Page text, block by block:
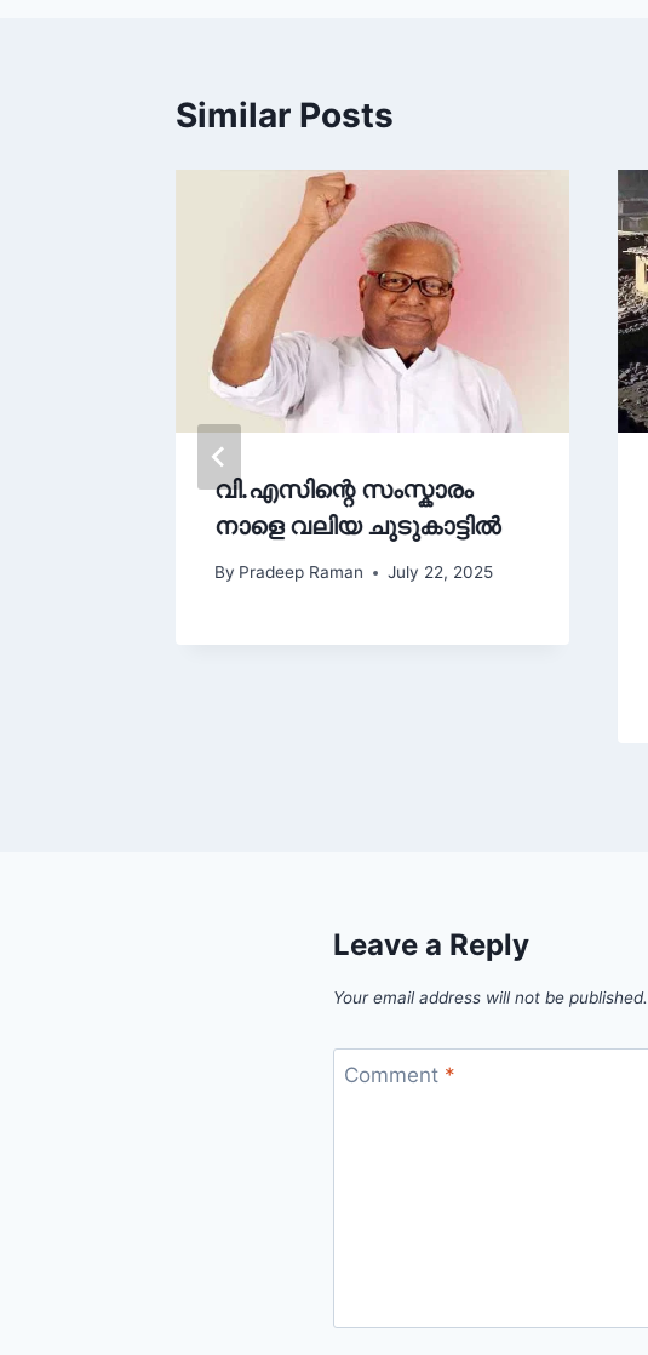
Similar Posts
വി.എസിന്റെ സംസ്കാരം
നാളെ വലിയ ചുടുകാട്ടിൽ
By Pradeep Raman July 22, 2025
Leave a Reply
Your email address will not be published.
Comment *